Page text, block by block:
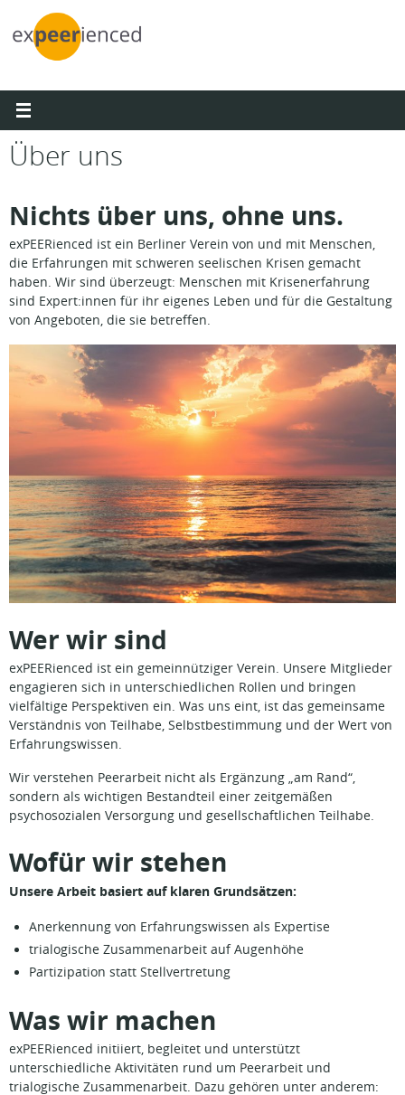
Inhalt
springen
Über uns
Nichts über uns, ohne uns.
exPEERienced ist ein Berliner Verein von und mit Menschen,
die Erfahrungen mit schweren seelischen Krisen gemacht
haben. Wir sind überzeugt: Menschen mit Krisenerfahrung
sind Expert:innen für ihr eigenes Leben und für die Gestaltung
von Angeboten, die sie betreffen.
Wer wir sind
exPEERienced ist ein gemeinnütziger Verein. Unsere Mitglieder
engagieren sich in unterschiedlichen Rollen und bringen
vielfältige Perspektiven ein. Was uns eint, ist das gemeinsame
Verständnis von Teilhabe, Selbstbestimmung und der Wert von
Erfahrungswissen.
Wir verstehen Peerarbeit nicht als Ergänzung „am Rand“,
sondern als wichtigen Bestandteil einer zeitgemäßen
psychosozialen Versorgung und gesellschaftlichen Teilhabe.
Wofür wir stehen
Unsere Arbeit basiert auf klaren Grundsätzen:
Anerkennung von Erfahrungswissen als Expertise
trialogische Zusammenarbeit auf Augenhöhe
Partizipation statt Stellvertretung
Was wir machen
exPEERienced initiiert, begleitet und unterstützt
unterschiedliche Aktivitäten rund um Peerarbeit und
trialogische Zusammenarbeit. Dazu gehören unter anderem: